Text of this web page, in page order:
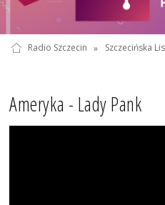
Radio Szczecin » Szczecińska
Ameryka - Lady Pank